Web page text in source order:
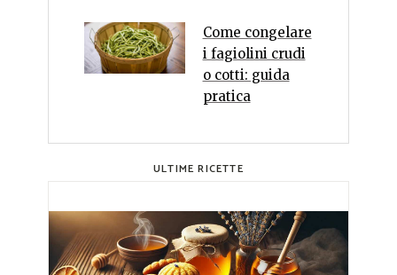
Come congelare
i fagiolini crudi
o cotti: guida
pratica
ULTIME RICETTE